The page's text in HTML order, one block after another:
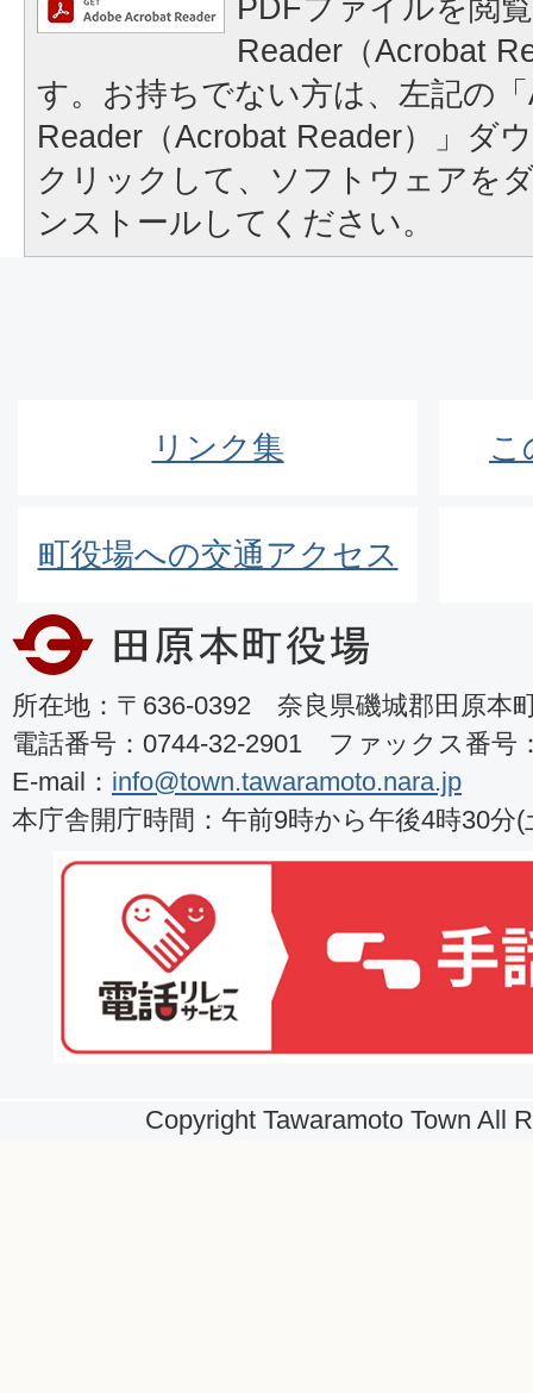
PDFファイルを閲
Reader（Acrobat
す。お持ちでない方は、左記の
Reader（Acrobat Reader）」ダ
クリックして、ソフトウェアを
ンストールしてください。
リンク集 こ
町役場への交通アクセス
所在地：〒636-0392 奈良県磯城郡田原本
電話番号：0744-32-2901 ファックス番号
E-mail： info@town.tawaramoto.nara.jp
本庁舎開庁時間：午前9時から午後4時30分
Copyright Tawaramoto Town All